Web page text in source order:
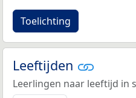
Toelichting
Leeftijden
Leerlingen naar leeftijd in